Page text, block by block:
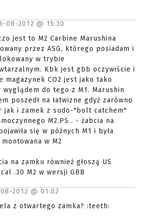
08-2012 @ 15:30
jest to M2 Carbine Marushina
przez ASG, którego posiadam i
w trybie
Kbk jest gbb oczywiście i
magazynek CO2 jest jako tako
wyglądem do tego z M1. Marushin
poszedł na łatwizne gdyż zarówno
jak i zamek z sudo-"bolt catchem"
M2.PS . - żabcia na
się w późnych M1 i była
w M2
na zamku również głoszą US
.30 M2 w wersji GBB
2012 @ 01:02
z otwartego zamka? :teeth: